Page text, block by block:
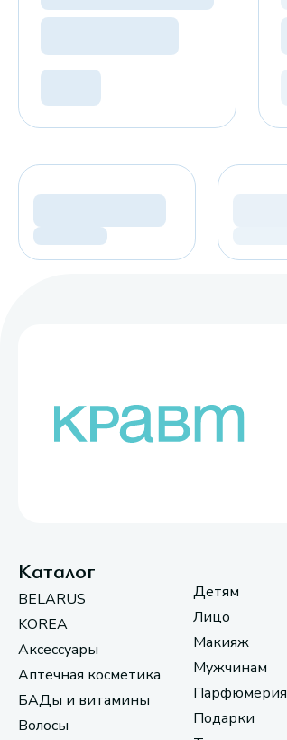
Каталог
BELARUS
KOREA
Аксессуары
Аптечная косметика
БАДы и витамины
Волосы
Детям
Лицо
Макияж
Мужчинам
Парфюмерия
Подарки